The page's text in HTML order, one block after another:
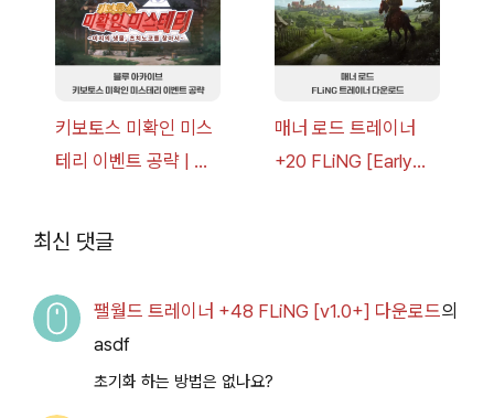
키보토스 미확인 미스
테리 이벤트 공략 | 블
매너 로드 트레이너
+20 FLiNG [Early
최신 댓글
팰월드 트레이너 +48 FLiNG [v1.0+] 다운로드의
asdf
초기화 하는 방법은 없나요?